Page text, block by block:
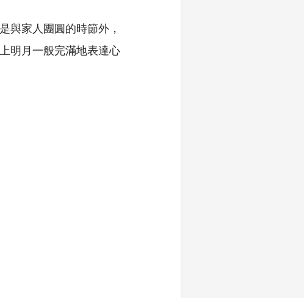
與家人團圓的時節外，
明月一般完滿地表達心